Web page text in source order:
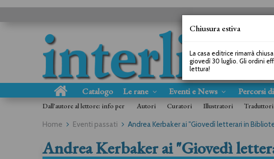
Catalogo Le rane Eventi e News Percorsi
Dall'autore al lettore: info per Autori Curatori Illustratori Traduttori
Home Eventi passati Andrea Kerbaker ai "Giovedì letterari in
Andrea Kerbaker ai "Giovedì
Chiusura estiva
La casa editrice rimarrà
giovedì 30 luglio. Gli ordini
lettura!